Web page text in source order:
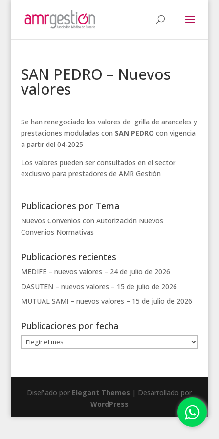
SAN PEDRO – Nuevos
valores
Se han renegociado los valores de grilla de aranceles y
prestaciones moduladas con SAN PEDRO con vigencia
a partir del 04-2025
Los valores pueden ser consultados en el sector
exclusivo para prestadores de AMR Gestión
Publicaciones por Tema
Nuevos Convenios con Autorización Nuevos
Convenios Normativas
Publicaciones recientes
MEDIFE – nuevos valores – 24 de julio de 2026
DASUTEN – nuevos valores – 15 de julio de 2026
MUTUAL SAMI – nuevos valores – 15 de julio de 2026
Publicaciones por fecha
Publicaciones
por
Diseñado por Elegant Themes | Desarrollado por
WordPress